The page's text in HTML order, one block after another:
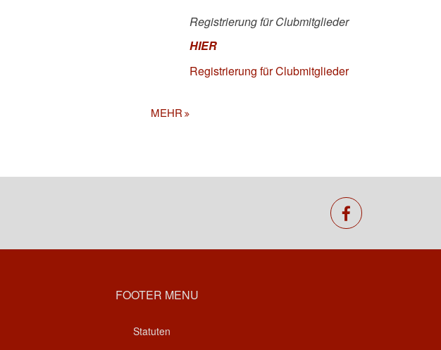
Registrierung für Clubmitglieder
HIER
Registrierung für Clubmitglieder
MEHR
facebook
FOOTER MENU
Statuten